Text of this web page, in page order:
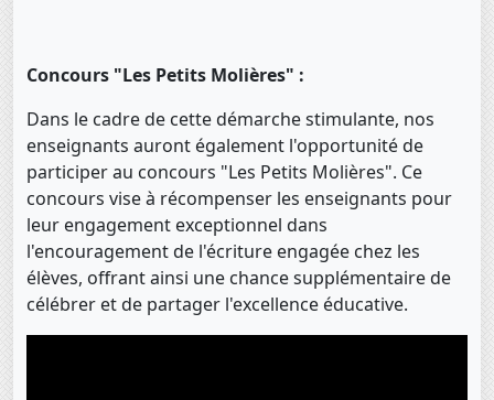
Concours "Les Petits Molières" :
Dans le cadre de cette démarche stimulante, nos
enseignants auront également l'opportunité de
participer au concours "Les Petits Molières". Ce
concours vise à récompenser les enseignants pour
leur engagement exceptionnel dans
l'encouragement de l'écriture engagée chez les
élèves, offrant ainsi une chance supplémentaire de
célébrer et de partager l'excellence éducative.